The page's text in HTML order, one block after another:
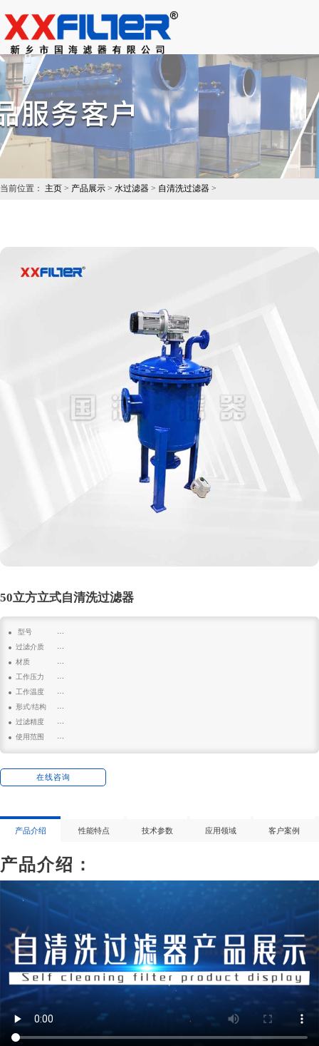
当前位置： 主页 > 产品展示 > 水过滤器 > 自清洗过滤器 >
50立方立式自清洗过滤器
型号
: GHZ-300-100
过滤介质
: 油田回注水、锅炉补给水、生活废水、印染给水、纺织废水
材质
: 碳钢、304不锈钢
工作压力
: 1.0mpa
工作温度
: 10-80℃
形式/结构
: 立式
过滤精度
: 20-3000μm
使用范围
在线咨询
产品介绍 性能特点 技术参数 应用领域 客户案例
产品介绍：